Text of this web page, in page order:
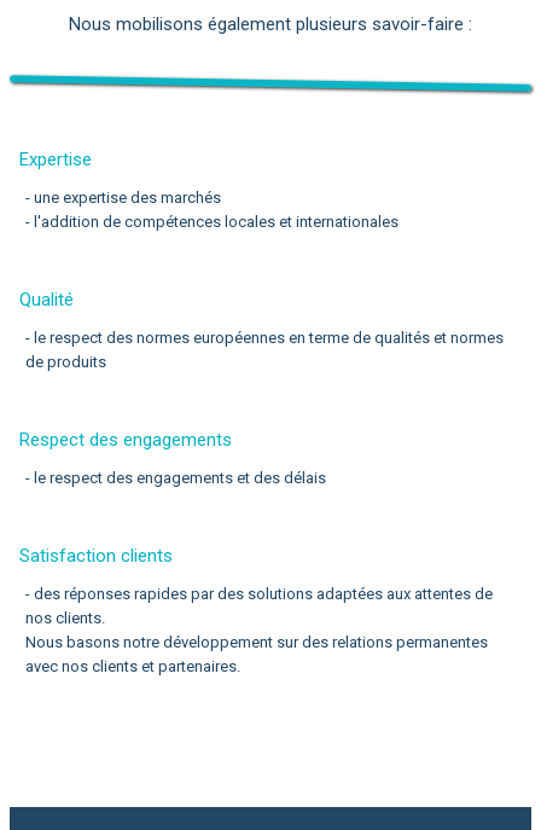
Nous mobilisons également plusieurs savoir-faire :
Expertise
- une expertise des marchés
- l'addition de compétences locales et internationales
Qualité
- le respect des normes européennes en terme de qualités et normes
de produits
Respect des engagements
- le respect des engagements et des délais
Satisfaction clients
- des réponses rapides par des solutions adaptées aux attentes de
nos clients.
Nous basons notre développement sur des relations permanentes
avec nos clients et partenaires.